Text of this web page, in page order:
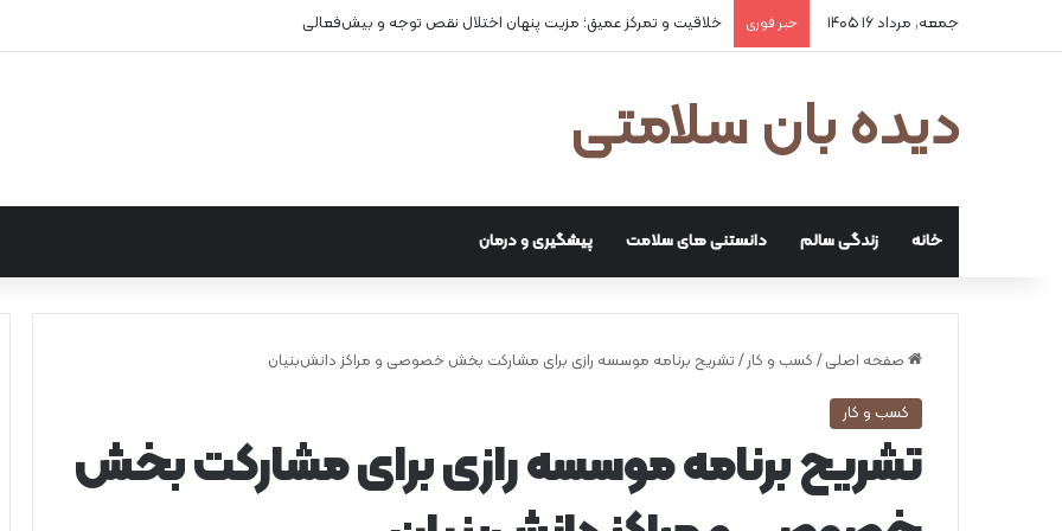
جمعه, مرداد ۱۶ ۱۴۰۵ خبر فوری ۲ علت شایع‌ کم‌شنوایی
دیده بان سلامتی
خانه زندگی سالم دانستنی های سلامت پیشگیری و درمان
صفحه اصلی / کسب و کار/ تشریح برنامه موسسه رازی برای مشارکت بخش خصوصی و مراکز دانش‌بنیان
کسب و کار
تشریح برنامه موسسه رازی برای مشارکت بخش